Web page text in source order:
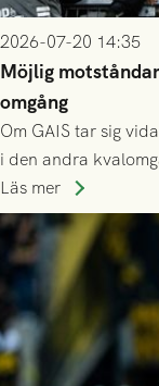
2026-07-20 14:35
Möjlig
omgång
Om GAIS tar sig
i den andra
spelas den tredje
då vinnaren i mötet
Mostar från
Läs mer